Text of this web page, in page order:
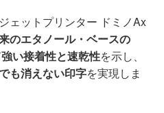
ェットプリンター ドミノAx
のエタノール・ベースの
い接着性と速乾性を示し、
も消えない印字を実現しま